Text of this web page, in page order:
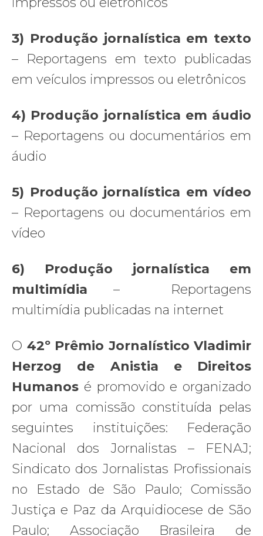
3) Produção jornalística em texto
– Reportagens em texto publicadas
em veículos impressos ou eletrônicos
4) Produção jornalística em áudio
– Reportagens ou documentários em
áudio
5) Produção jornalística em vídeo
– Reportagens ou documentários em
vídeo
6) Produção jornalística em
multimídia – Reportagens
multimídia publicadas na internet
O 42º Prêmio Jornalístico Vladimir
Herzog de Anistia e Direitos
Humanos é promovido e organizado
por uma comissão constituída pelas
seguintes instituições: Federação
Nacional dos Jornalistas – FENAJ;
Sindicato dos Jornalistas Profissionais
no Estado de São Paulo; Comissão
Justiça e Paz da Arquidiocese de São
Paulo; Associação Brasileira de